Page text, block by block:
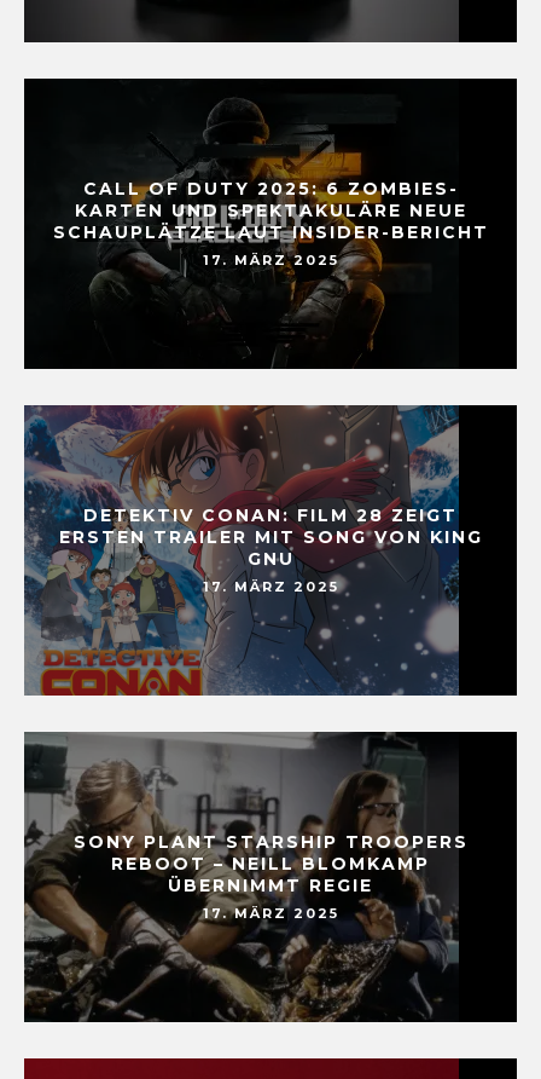
CALL OF DUTY 2025: 6 ZOMBIES-
KARTEN UND SPEKTAKULÄRE NEUE
SCHAUPLÄTZE LAUT INSIDER-BERICHT
17. MÄRZ 2025
DETEKTIV CONAN: FILM 28 ZEIGT
ERSTEN TRAILER MIT SONG VON KING
GNU
17. MÄRZ 2025
SONY PLANT STARSHIP TROOPERS
REBOOT – NEILL BLOMKAMP
ÜBERNIMMT REGIE
17. MÄRZ 2025